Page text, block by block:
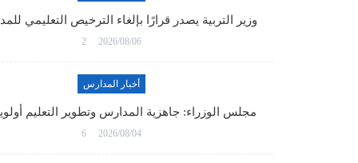
وزير التربية يصدر قرارًا بإلغاء الترخيص التعليمي
2026/08/06
2
أخبار المدارس
مجلس الوزراء: جاهزية المدارس وتطوير التعليم
2026/08/04
6